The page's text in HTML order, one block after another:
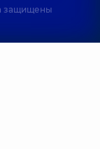
защищены